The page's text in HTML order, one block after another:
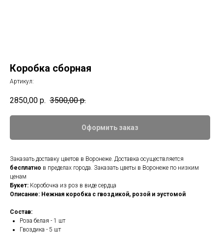
Коробка сборная
Артикул:
2850,00 р. 3500,00 р.
Оформить заказ
Заказать доставку цветов в Воронеже. Доставка осуществляется
бесплатно в пределах города. Заказать цветы в Воронеже по низким
ценам
Букет: Коробочка из роз в виде сердца
Описание: Нежная коробка с гвоздикой, розой и эустомой
Состав:
Роза белая - 1 шт
Гвоздика - 5 шт